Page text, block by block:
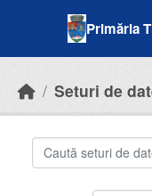
Primăria
Seturi de